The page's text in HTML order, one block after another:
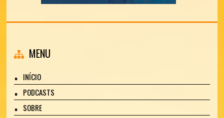
MENU
INÍCIO
PODCASTS
SOBRE